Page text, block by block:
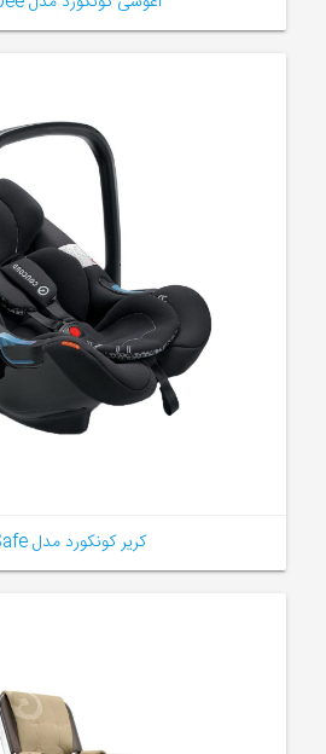
کریر کونکورد مدل Air Safe